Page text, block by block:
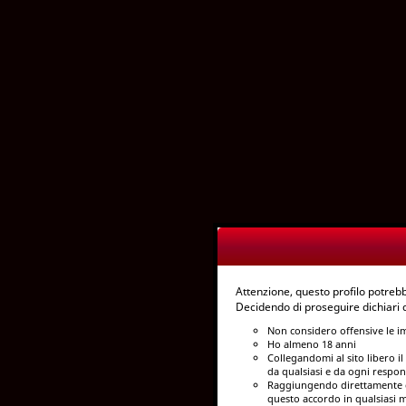
Attenzione, questo profilo
Decidendo di proseguire dichiari
Non considero offensive le
Ho almeno 18 anni
Collegandomi al sito libero
da qualsiasi e da ogni
Raggiungendo
questo accordo in qualsiasi